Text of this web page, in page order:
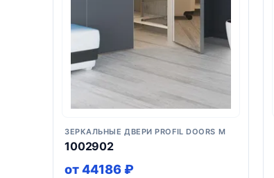
ЗЕРКАЛЬНЫЕ ДВЕРИ PROFIL DOORS M
1002902
от 44186 ₽